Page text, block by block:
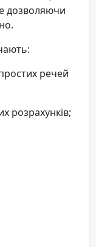
дозволяючи
речей
розрахунків;